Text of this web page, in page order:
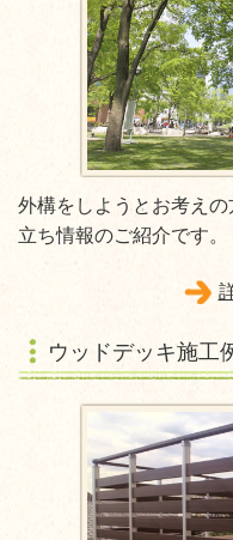
外構をしようとお考え
立ち情報のご紹介です。
ウッドデッキ施工